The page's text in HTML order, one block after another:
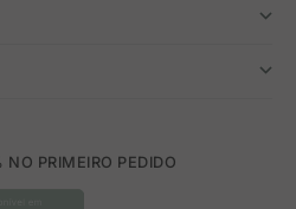
NO PRIMEIRO PEDIDO